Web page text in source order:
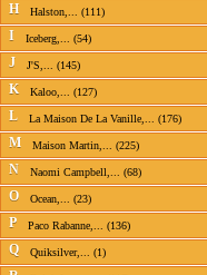
H Halston,... (111)
I Iceberg,... (54)
J J'S,... (145)
K Kaloo,... (127)
L La Maison De La Vanille,... (176)
M Maison Martin,... (225)
N Naomi Campbell,... (68)
O Ocean,... (23)
P Paco Rabanne,... (136)
Q Quiksilver,... (1)